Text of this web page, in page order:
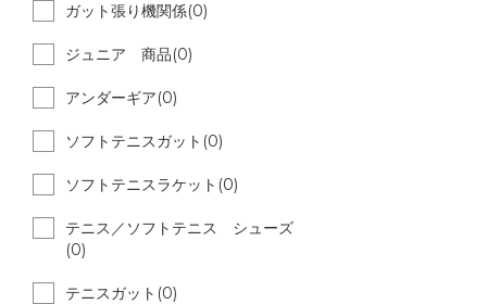
ガット張り機関係(0)
ジュニア 商品(0)
アンダーギア(0)
ソフトテニスガット(0)
ソフトテニスラケット(0)
テニス／ソフトテニス シューズ
(0)
テニスガット(0)